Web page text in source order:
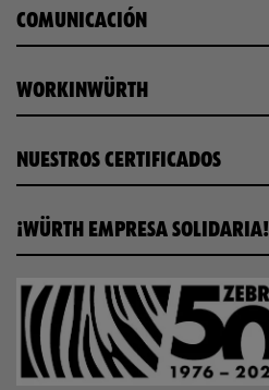
COMUNICACIÓN
WORKINWÜRTH
NUESTROS CERTIFICADOS
¡WÜRTH EMPRESA SOLIDARIA!